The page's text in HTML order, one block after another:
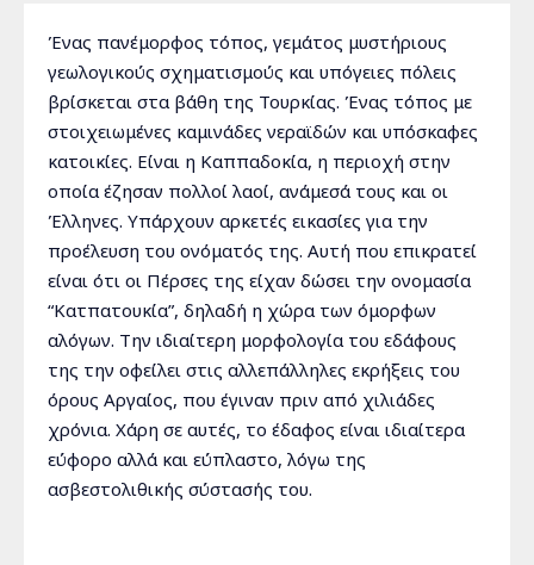
Ένας πανέμορφος τόπος, γεμάτος μυστήριους
γεωλογικούς σχηματισμούς και υπόγειες πόλεις
βρίσκεται στα βάθη της Τουρκίας. Ένας τόπος με
στοιχειωμένες καμινάδες νεραϊδών και υπόσκαφες
κατοικίες. Είναι η Καππαδοκία, η περιοχή στην
οποία έζησαν πολλοί λαοί, ανάμεσά τους και οι
Έλληνες. Υπάρχουν αρκετές εικασίες για την
προέλευση του ονόματός της. Αυτή που επικρατεί
είναι ότι οι Πέρσες της είχαν δώσει την ονομασία
“Κατπατουκία”, δηλαδή η χώρα των όμορφων
αλόγων. Την ιδιαίτερη μορφολογία του εδάφους
της την οφείλει στις αλλεπάλληλες εκρήξεις του
όρους Αργαίος, που έγιναν πριν από χιλιάδες
χρόνια. Χάρη σε αυτές, το έδαφος είναι ιδιαίτερα
εύφορο αλλά και εύπλαστο, λόγω της
ασβεστολιθικής σύστασής του.